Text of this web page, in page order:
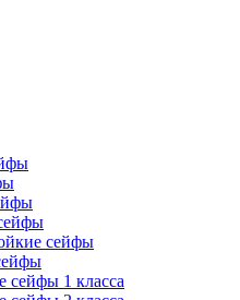
сейфы
сейфы 1 класса